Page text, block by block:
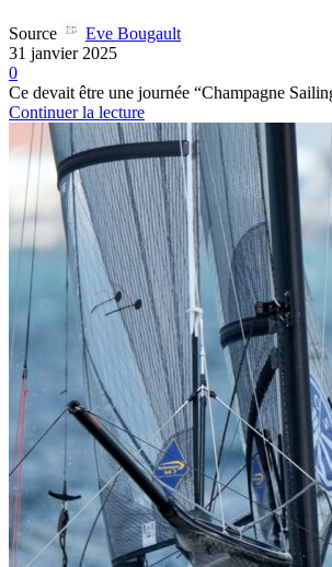
Source
Eve Bougault
31 janvier 2025
0
Ce devait être une journée “Champagne
Continuer la lecture